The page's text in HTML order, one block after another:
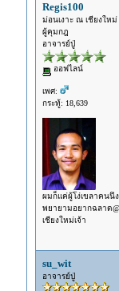
Regis100
ม่อนเงาะ ณ เชียงใหม่
ผู้คุมกฎ
อาจารย์ปู่
ออฟไลน์
เพศ:
กระทู้: 18,639
ผมก็แค่ผู้โง่เขลาคนนึ
พยายามอยากฉลาด@
เชียงใหม่เจ้า
ยอะแล้ว หาอ่า
su_wit
อาจารย์ปู่